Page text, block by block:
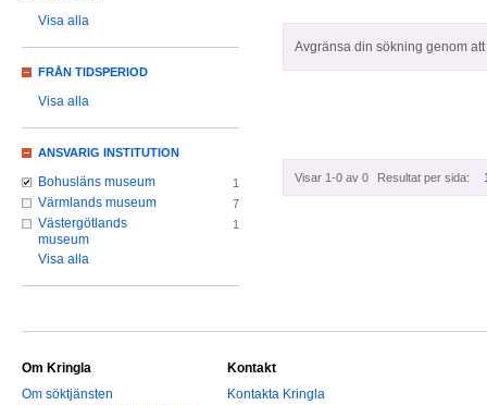
Avgränsa din sökning genom
Visar 1-0 av 0 Resultat per sida:
Visa alla
FRÅN TIDSPERIOD
Visa alla
ANSVARIG INSTITUTION
Bohusläns museum 1
Värmlands museum 7
Västergötlands
museum
1
Visa alla
Om Kringla
Om söktjänsten
Kontakt
Kontakta Kringla